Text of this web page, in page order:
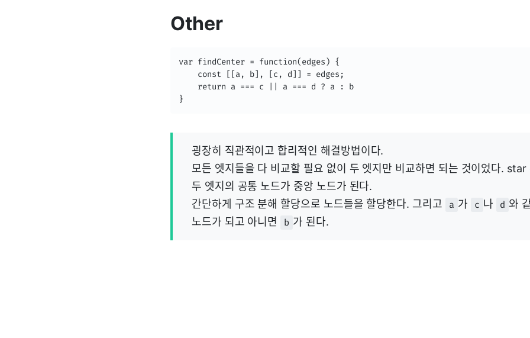
Other
var findCenter = function(edges) {
    const [[a, b], [c, d]] = edges;
    return a === c || a === d ? a : b
}
굉장히 직관적이고 합리적인 해결방법이다.
모든 엣지들을 다 비교할 필요 없이 두 엣지만 비교하면 되는 것이었다. star
두 엣지의 공통 노드가 중앙 노드가 된다.
간단하게 구조 분해 할당으로 노드들을 할당한다. 그리고
a 가 c 나 d 와
노드가 되고 아니면
b 가 된다.